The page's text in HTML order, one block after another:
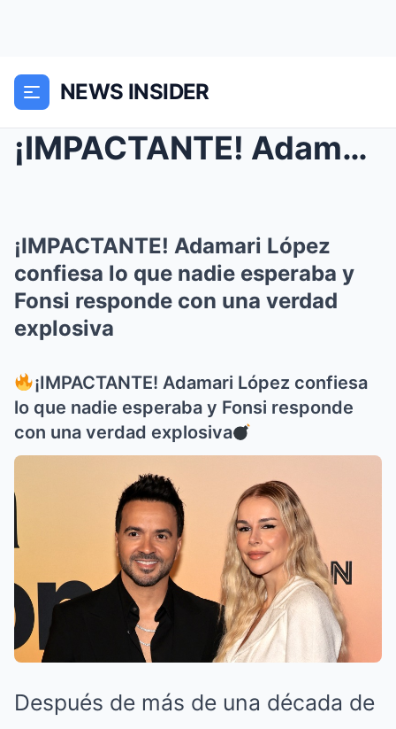
NEWS INSIDER
¡IMPACTANTE! Adamari López confiesa lo que nadie e...
¡IMPACTANTE! Adamari López
confiesa lo que nadie esperaba y
Fonsi responde con una verdad
explosiva
¡IMPACTANTE! Adamari López confiesa
lo que nadie esperaba y Fonsi responde
con una verdad explosiva
Después de más de una década de